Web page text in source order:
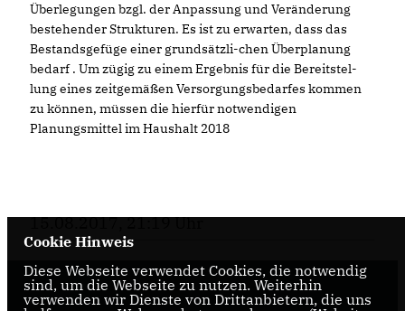
Überlegungen bzgl. der Anpassung und Veränderung
bestehender Strukturen. Es ist zu erwarten, dass das
Bestandsgefüge einer grundsätzli-chen Überplanung
bedarf . Um zügig zu einem Ergebnis für die Bereitstel-
lung eines zeitgemäßen Versorgungsbedarfes kommen
zu können, müssen die hierfür notwendigen
Planungsmittel im Haushalt 2018
15.08.2017, 21:19 Uhr
Cookie Hinweis
Diese Webseite verwendet Cookies, die notwendig
sind, um die Webseite zu nutzen. Weiterhin
verwenden wir Dienste von Drittanbietern, die uns